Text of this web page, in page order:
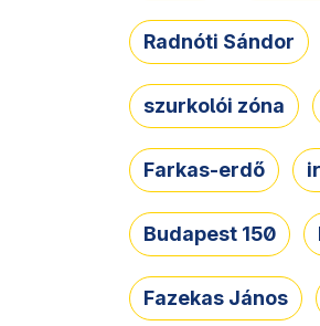
Radnóti Sándor
szurkolói zóna
Farkas-erdő
Budapest 150
Fazekas János